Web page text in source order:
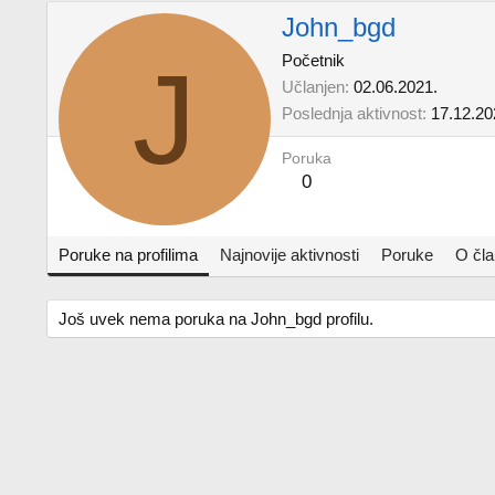
J
John_bgd
Početnik
Učlanjen 02.06.2021.
Poslednja aktivnost
Poruka
0
Poruke na profilima Najnovije aktivnosti Poruke O
Još uvek nema poruka na John_bgd profilu.